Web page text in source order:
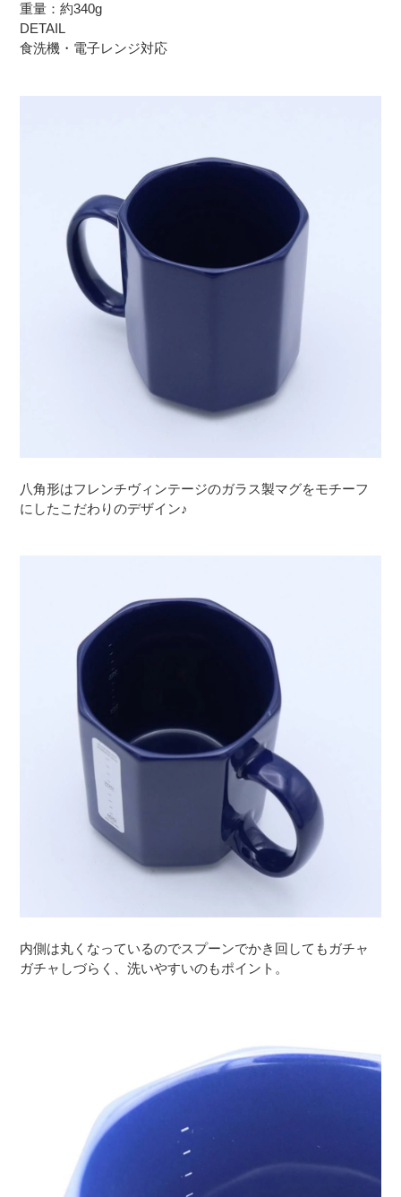
重量：約340g
DETAIL
食洗機・電子レンジ対応
八角形はフレンチヴィンテージのガラス製マグをモチーフ
にしたこだわりのデザイン♪
内側は丸くなっているのでスプーンでかき回してもガチャ
ガチャしづらく、洗いやすいのもポイント。